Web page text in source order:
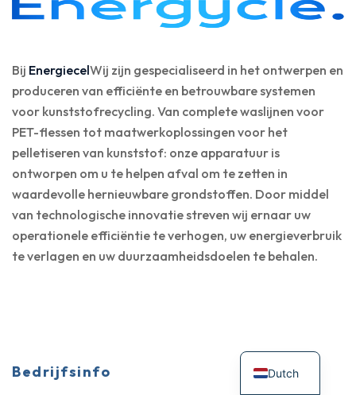
Bij EnergiecelWij zijn gespecialiseerd in het ontwerpen en
produceren van efficiënte en betrouwbare systemen
voor kunststofrecycling. Van complete waslijnen voor
PET-flessen tot maatwerkoplossingen voor het
pelletiseren van kunststof: onze apparatuur is
ontworpen om u te helpen afval om te zetten in
waardevolle hernieuwbare grondstoffen. Door middel
van technologische innovatie streven wij ernaar uw
operationele efficiëntie te verhogen, uw energieverbruik
te verlagen en uw duurzaamheidsdoelen te behalen.
Bedrijfsinfo Dutch